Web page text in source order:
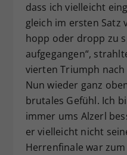
dass ich vielleicht
gleich im ersten Satz
hopp oder dropp zu
aufgegangen“,
vierten Triumph nach
Nun wieder ganz
brutales Gefühl. Ich
immer ums Alzerl
er vielleicht nicht
Herrenfinale war